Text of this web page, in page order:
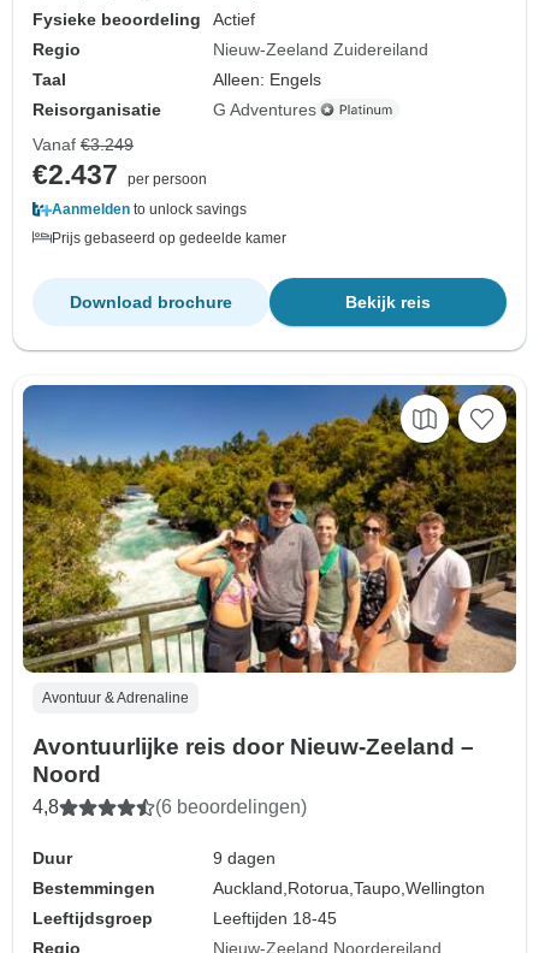
Fysieke beoordeling
Actief
Regio
Nieuw-Zeeland Zuidereiland
Taal
Alleen: Engels
Reisorganisatie
G Adventures
Vanaf €3.249
€2.437
per persoon
Aanmelden to unlock savings
Prijs gebaseerd op gedeelde kamer
Bekijk reis
Download brochure
Avontuur & Adrenaline
Avontuurlijke reis door Nieuw-Zeeland –
Noord
4,8 (6 beoordelingen)
Duur
9 dagen
Bestemmingen
Auckland, Rotorua,Taupo,Wellington
Leeftijdsgroep
Leeftijden 18-45
Regio
Nieuw-Zeeland Noordereiland